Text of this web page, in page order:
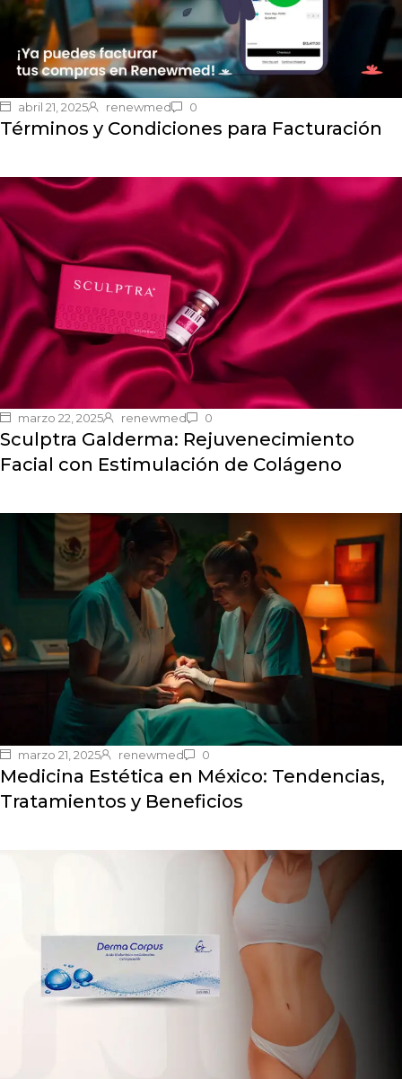
abril 21, 2025 renewmed 0
Términos y Condiciones para Facturación
marzo 22, 2025 renewmed 0
Sculptra Galderma: Rejuvenecimiento
Facial con Estimulación de Colágeno
marzo 21, 2025 renewmed 0
Medicina Estética en México: Tendencias,
Tratamientos y Beneficios